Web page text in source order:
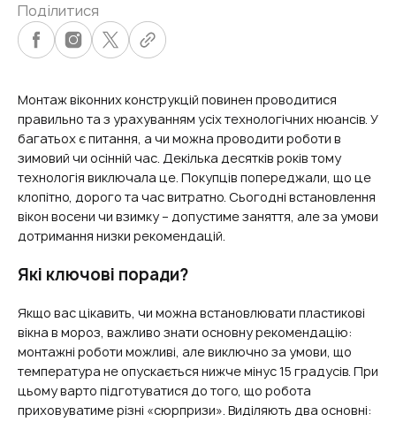
Поділитися
Монтаж віконних конструкцій повинен проводитися
правильно та з урахуванням усіх технологічних нюансів. У
багатьох є питання, а чи можна проводити роботи в
зимовий чи осінній час. Декілька десятків років тому
технологія виключала це. Покупців попереджали, що це
клопітно, дорого та час витратно. Сьогодні встановлення
вікон восени чи взимку – допустиме заняття, але за умови
дотримання низки рекомендацій.
Які ключові поради?
Якщо вас цікавить, чи можна встановлювати пластикові
вікна в мороз, важливо знати основну рекомендацію:
монтажні роботи можливі, але виключно за умови, що
температура не опускається нижче мінус 15 градусів. При
цьому варто підготуватися до того, що робота
приховуватиме різні «сюрпризи». Виділяють два основні: